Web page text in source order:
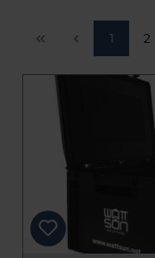
Seite
1 2